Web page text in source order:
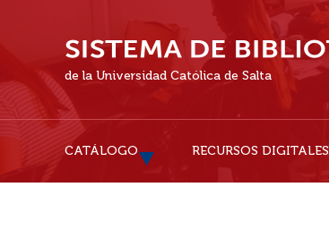
de la Universidad Católica de Salta
CATÁLOGO RECURSOS DIGITALES